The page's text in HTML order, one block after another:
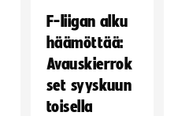
F-liigan alku
häämöttää:
Avauskierrok
set syyskuun
toisella